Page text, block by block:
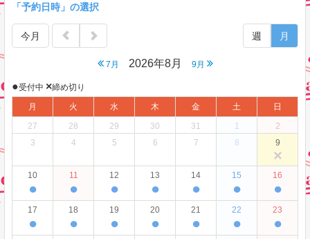
「予約日時」の選択
今月
7月 2026年8月 9月
週 月
●受付中 ×締め切り
月
火 水 木 金 土
日
27
28 29 30 31 1
2
3
4 5 6 7 8 9
×
10
●
11
●
12
●
13
●
14
●
15
●
16
●
17
●
18
●
19
●
20
●
21
●
22
●
23
●